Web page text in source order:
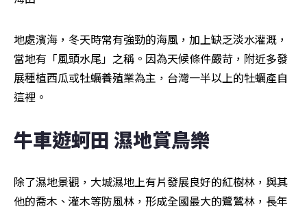
地處濱海，冬天時常有強勁的海風，加上缺乏淡水灌溉，
當地有「風頭水尾」之稱。因為天候條件嚴苛，附近多發
展種植西瓜或牡蠣養殖業為主，台灣一半以上的牡蠣產自
這裡。
牛車遊蚵田 濕地賞鳥樂
除了濕地景觀，大城濕地上有片發展良好的紅樹林，與其
他的喬木、灌木等防風林，形成全國最大的鷺鷥林，長年